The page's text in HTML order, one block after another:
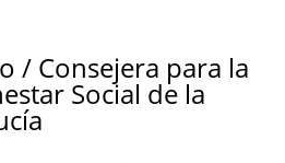
/ Consejera para la
Social de la